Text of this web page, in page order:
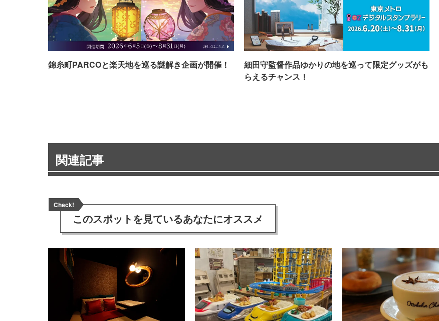
錦糸町PARCOと楽天地を巡る謎解き企画が開催！
細田守監督作品ゆかりの地を巡って限定グッズがも
らえるチャンス！
関連記事
Check!
このスポットを見ているあなたにオススメ